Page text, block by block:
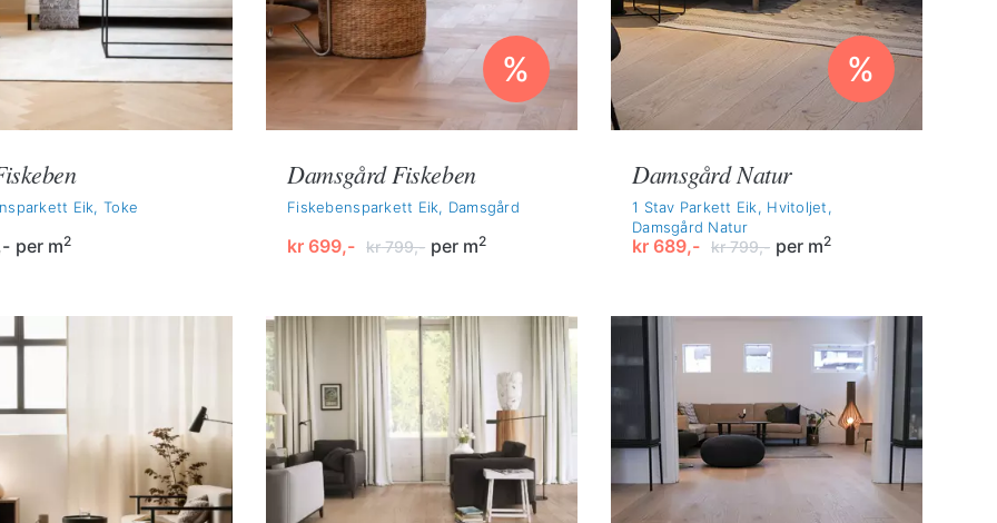
Eik, Toke
per m2
%
Damsgård Fiskeben
Fiskebensparkett Eik, Damsgård
kr799,-
Opprinnelig
kr 799,-.
kr 699,-
Nåværende
kr 699,-.
per m2
%
Damsgård Natur
1 Stav Parkett Eik, Hvitoljet,
Damsgård Natur
kr799,-
Opprinnelig
kr 799,-.
kr 689,-
Nåværende
kr 689,-.
per m2